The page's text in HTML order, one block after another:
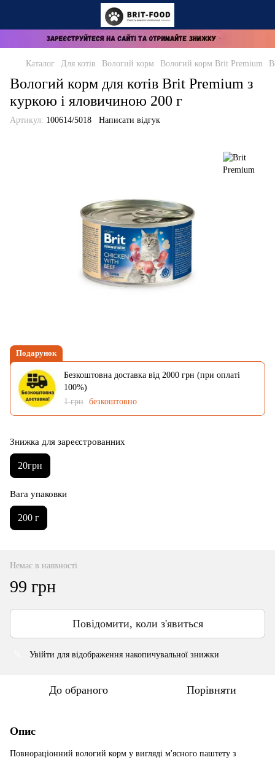
Каталог Для котів Вологий корм Вологий корм Brit Premium
Вологий корм для котів Brit Premium з
куркою і яловичиною 200 г
Артикул: 100614/5018 Написати відгук
Подарунок
Безкоштовна доставка від 2000 грн (при оплаті
100%)
1 грн безкоштовно
Знижка для зареєстрованних
20грн
Вага упаковки
200 г
Немає в наявності
99 грн
Повідомити, коли з'явиться
Увійти для відображення накопичувальної знижки
До обраного Порівняти
Опис
Повнораціонний вологий корм у вигляді м'ясного паштету з